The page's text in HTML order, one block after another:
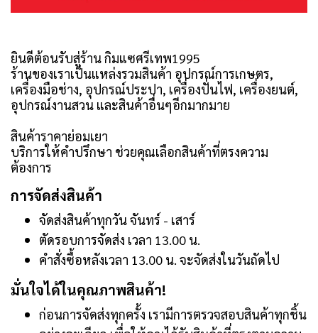
ยินดีต้อนรับสู่ร้าน กิมแซศรีเทพ1995
ร้านของเราเป็นแหล่งรวมสินค้า อุปกรณ์การเกษตร,
เครื่องมือช่าง, อุปกรณ์ประปา, เครื่องปั่นไฟ, เครื่องยนต์,
อุปกรณ์งานสวน และสินค้าอื่นๆอีกมากมาย
สินค้าราคาย่อมเยา
บริการให้คำปรึกษา ช่วยคุณเลือกสินค้าที่ตรงความ
ต้องการ
การจัดส่งสินค้า
จัดส่งสินค้าทุกวัน จันทร์ - เสาร์
ตัดรอบการจัดส่ง เวลา 13.00 น.
คำสั่งซื้อหลังเวลา 13.00 น. จะจัดส่งในวันถัดไป
มั่นใจได้ในคุณภาพสินค้า!
ก่อนการจัดส่งทุกครั้ง เรามีการตรวจสอบสินค้าทุกชิ้น